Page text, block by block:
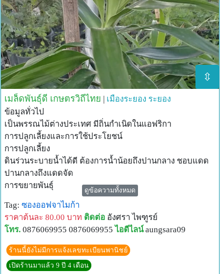
⇳
เมล็ดพันธุ์ดี เกษตรวิถีไทย | เมืองระยอง ระยอง
ข้อมูลทั่วไป
เป็นพรรณไม้ต่างประเทศ มีถิ่นกำเนิดในแอฟริกา
การปลูกเลี้ยงและการใช้ประโยชน์
การปลูกเลี้ยง
ดินร่วนระบายน้ำได้ดี ต้องการน้ำน้อยถึงปานกลาง ชอบแดด
ปานกลางถึงแดดจัด
การขยายพันธุ์
การใช้ประโยชน์
ปลูกประดับสวน
ดูข้อความทั้งหมด
Tag: ซองออฟจาไมก้า
ราคาต้นละ 80.00 บาท ติดต่อ อังศรา ไพฑูรย์
โทร. 0876069955 0876069955 ไอดีไลน์ aungsara09
ร้านนี้ยังไม่มีการแจ้งเลขทะเบียนพานิชย์
เปิดร้านมาแล้ว 9 ปี 4 เดือน